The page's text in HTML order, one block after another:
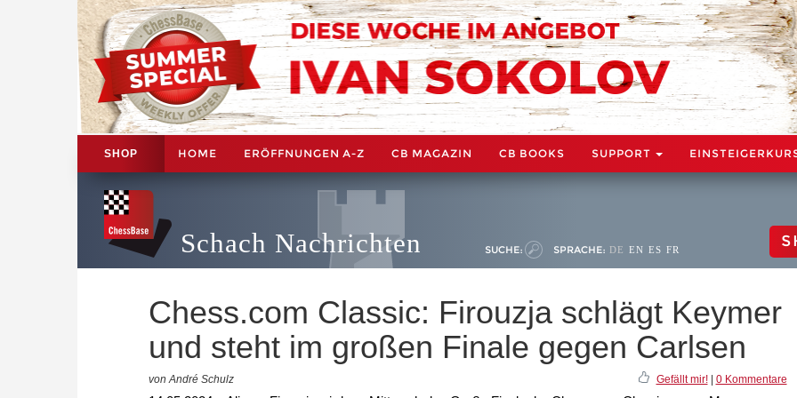
SHOP HOME ERÖFFNUNGEN A-Z CB MAGAZIN CB BOOKS SUPPORT
Schach Nachrichten SUCHE: SPRACHE: DE EN ES FR
Chess.com Classic: Firouzja schlägt Keymer
und steht im großen Finale gegen Carlsen
von André Schulz Gefällt mir!| 0 Kommentare